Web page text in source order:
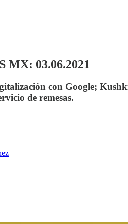
MX: 03.06.2021
con Google;
de remesas.